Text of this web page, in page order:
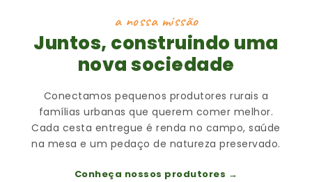
a nossa missão
Juntos, construindo uma
nova sociedade
Conectamos pequenos produtores rurais a
famílias urbanas que querem comer melhor.
Cada cesta entregue é renda no campo, saúde
na mesa e um pedaço de natureza preservado.
Conheça nossos produtores →